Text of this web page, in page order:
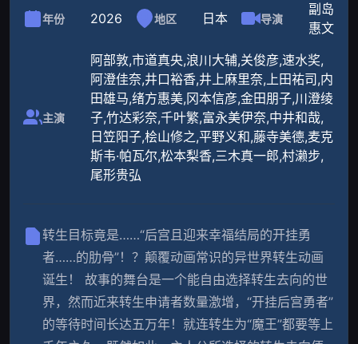
年份 2026 地区 日本 导演
副岛
惠文
主演
阿部敦,市道真央,浪川大辅,关俊彦,速水奖,
阿澄佳奈,井口裕香,井上麻里奈,上田祐司,内
田雄马,绪方惠美,冈本信彦,金田朋子,川澄绫
子,竹达彩奈,千叶繁,富永美伊奈,中井和哉,
日笠阳子,桧山修之,平野义和,藤寺美德,麦克
斯韦·帕瓦尔,松本梨香,三木真一郎,村濑步,
尾形贵弘
转生目标竟是……“后宫且迎来幸福结局的开挂勇
者……的肋骨”！？颠覆动画常识的异世界转生动画
诞生！ 故事的舞台是一个能自由选择转生去向的世
界，然而近来转生申请者数量激增，“开挂后宫勇者”
的等待时间长达五万年！就连转生为“魔王”都要等上